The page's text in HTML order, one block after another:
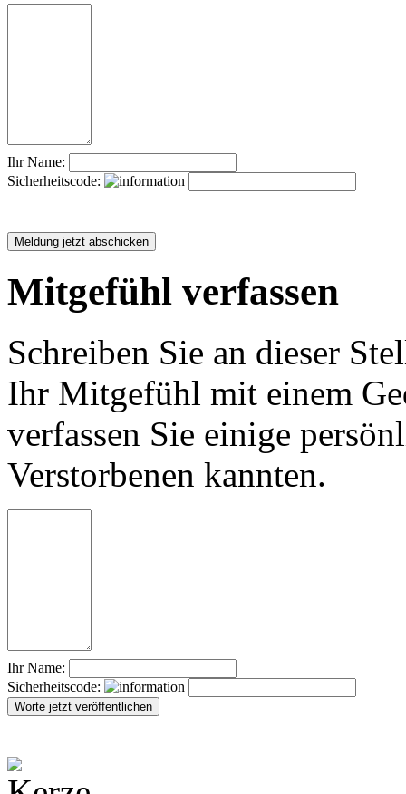
Ihr Name:
Sicherheitscode:
Mitgefühl verfassen
Schreiben Sie an dieser
Ihr Mitgefühl mit einem
verfassen Sie einige
Verstorbenen kannten.
Ihr Name:
Sicherheitscode: